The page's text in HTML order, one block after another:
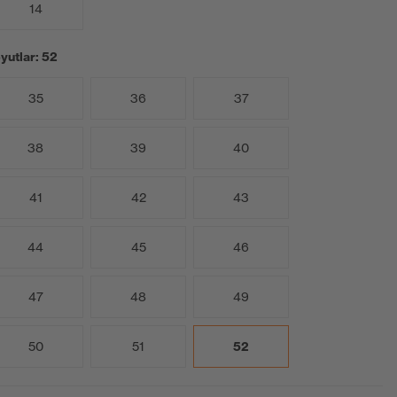
14
52
35 36 37
38 39 40
41 42 43
44 45 46
47 48 49
50 51 52